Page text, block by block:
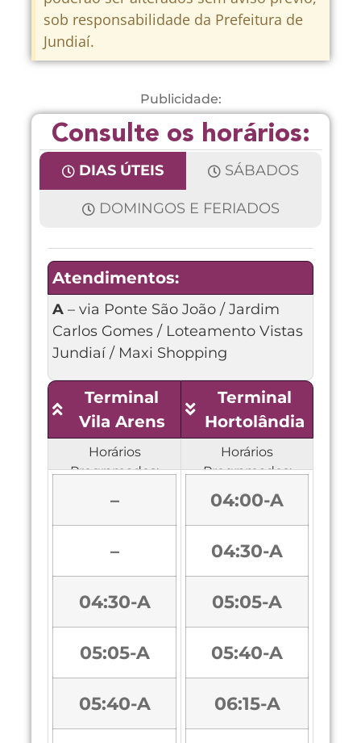
sob responsabilidade da Prefeitura de
Jundiaí.
Publicidade:
Consulte os horários:
DIAS ÚTEIS SÁBADOS
DOMINGOS E FERIADOS
Atendimentos:
A – via Ponte São João / Jardim
Carlos Gomes / Loteamento Vistas
Jundiaí / Maxi Shopping
Terminal
Vila Arens
Terminal
Hortolândia
Horários
Programados:
Horários
Programados:
–
–
04:30-A
05:05-A
05:40-A
04:00-A
04:30-A
05:05-A
05:40-A
06:15-A